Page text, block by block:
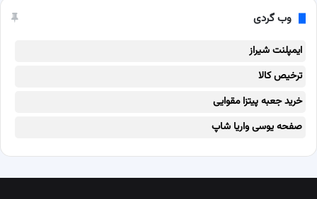
وب گردی
ایمپلنت شیراز
ترخیص کالا
خرید جعبه پیتزا مقوایی
صفحه یوسی واریا شاپ